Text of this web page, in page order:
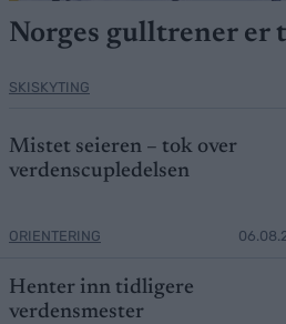
Norges gulltrener er
SKISKYTING
Mistet seieren – tok over
verdenscupledelsen
ORIENTERING
Henter inn tidligere
verdensmester